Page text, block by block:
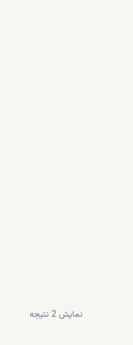
نمایش 2 نتیجه